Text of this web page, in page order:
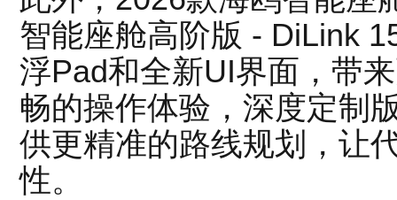
智能座舱高阶版 - DiLink
浮Pad和全新UI界面，带
畅的操作体验，深度定制
供更精准的路线规划，让
性。